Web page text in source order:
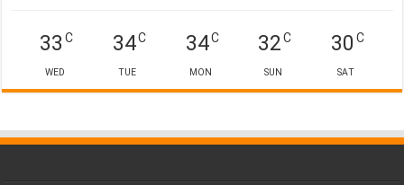
30C
SAT
32C
SUN
34C
MON
34C
TUE
33C
WED